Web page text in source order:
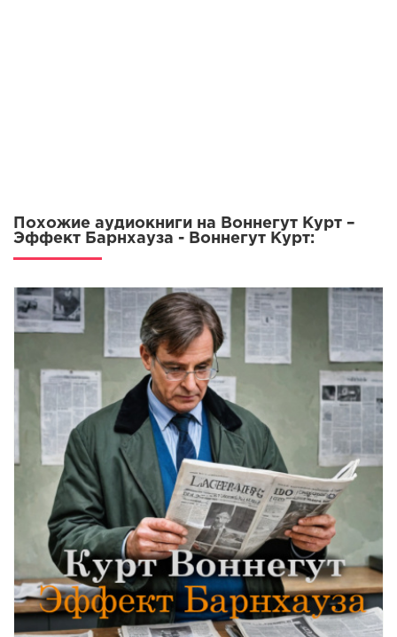
Похожие аудиокниги на Воннегут Курт –
Эффект Барнхауза - Воннегут Курт: